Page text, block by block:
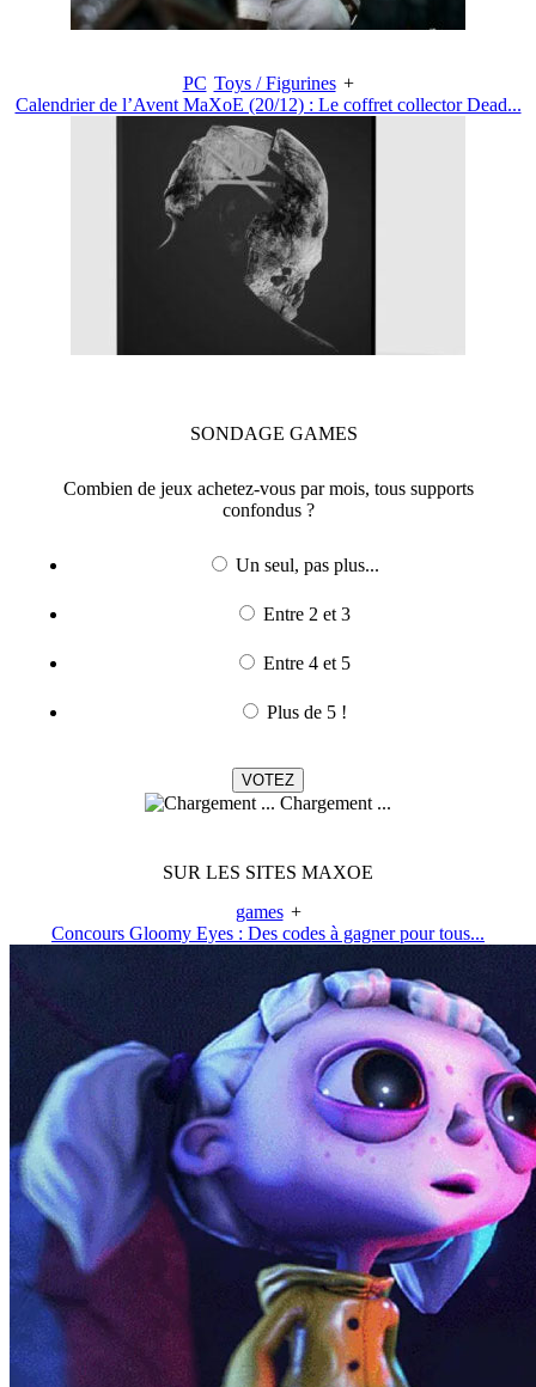
PC Toys / Figurines +
Calendrier de l’Avent MaXoE (20/12) : Le coffret collector Dead...
SONDAGE GAMES
Combien de jeux achetez-vous par mois, tous supports
confondus ?
Un seul, pas plus...
Entre 2 et 3
Entre 4 et 5
Plus de 5 !
Chargement ...
SUR LES SITES MAXOE
games +
Concours Gloomy Eyes : Des codes à gagner pour tous...